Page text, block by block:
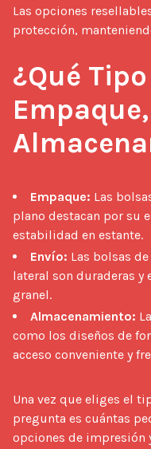
Las opciones
protección,
¿Qué
Empaque: Las
plano destacan por su
estabilidad en estante.
Envío: Las bolsas
lateral son duraderas y
granel.
Almacenamiento:
como los diseños de
acceso conveniente y
Una vez que eliges el
pregunta es cuántas
opciones de impresión